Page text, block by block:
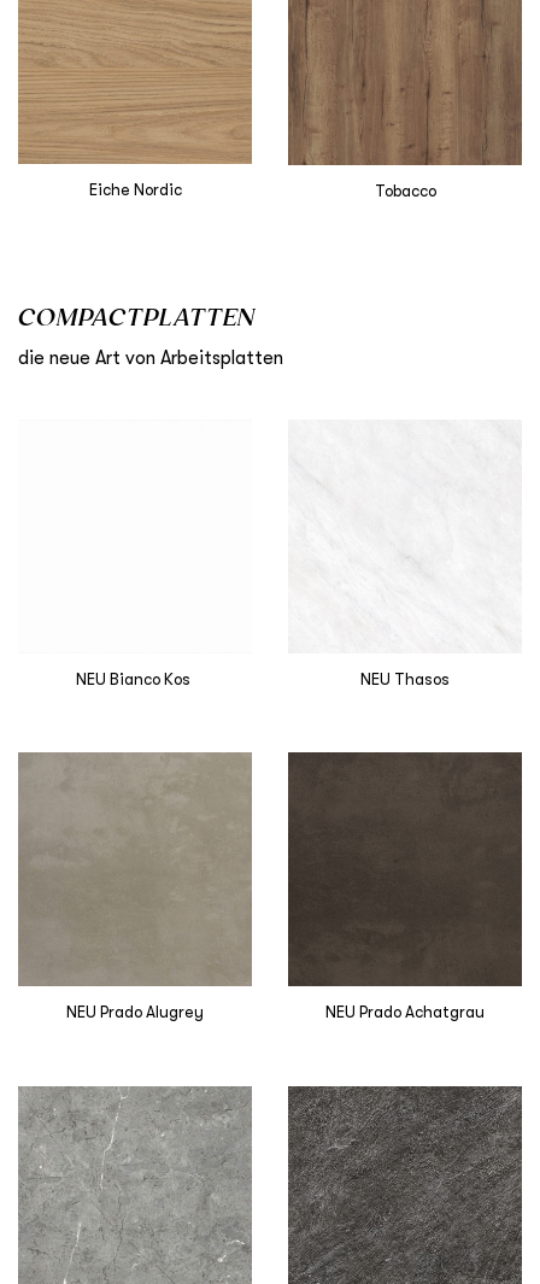
Eiche Nordic Tobacco
COMPACTPLATTEN
die neue Art von Arbeitsplatten
NEU Bianco Kos NEU Thasos
NEU Prado Alugrey NEU Prado Achatgrau